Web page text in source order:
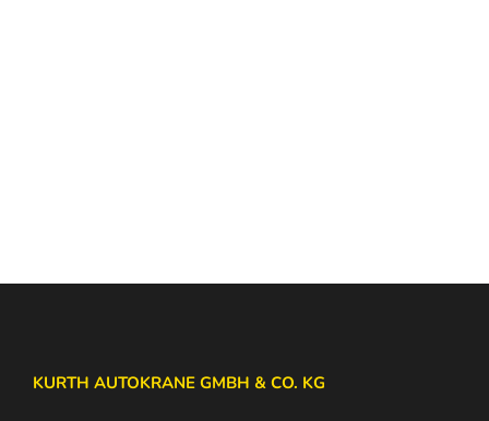
KURTH AUTOKRANE GMBH & CO. KG